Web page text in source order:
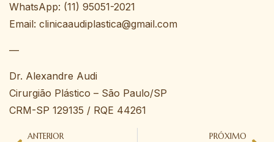
WhatsApp: (11) 95051-2021
Email: clinicaaudiplastica@gmail.com
—
Dr. Alexandre Audi
Cirurgião Plástico – São Paulo/SP
CRM-SP 129135 / RQE 44261
ANTERIOR PRÓXIMO